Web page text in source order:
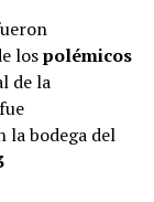
lospolémicos
de la
la bodega del